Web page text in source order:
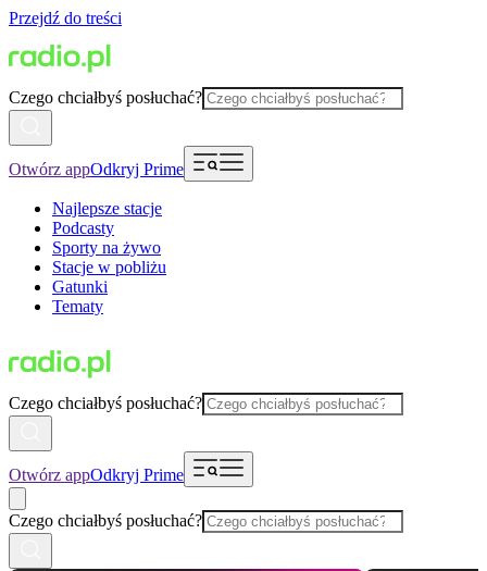
Przejdź do treści
Czego chciałbyś posłuchać?
Otwórz appOdkryj Prime
Najlepsze stacje
Podcasty
Sporty na żywo
Stacje w pobliżu
Gatunki
Tematy
Czego chciałbyś posłuchać?
Otwórz appOdkryj Prime
Czego chciałbyś posłuchać?